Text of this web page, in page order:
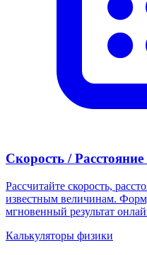
Скорость /
Рассчитайте скорость,
известным величинам.
мгновенный результат
Калькуляторы физики